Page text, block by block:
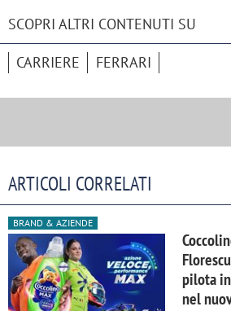
SCOPRI ALTRI CONTENUTI SU
CARRIERE FERRARI
ARTICOLI CORRELATI
BRAND & AZIENDE
pilota
nel